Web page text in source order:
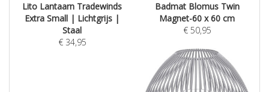
Lito Lantaarn Tradewinds
Extra Small | Lichtgrijs |
Staal
€ 34,95
Badmat Blomus Twin
Magnet-60 x 60 cm
€ 50,95